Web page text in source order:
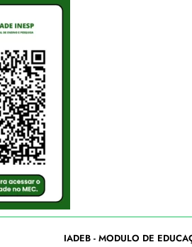
IADEB - MODULO DE